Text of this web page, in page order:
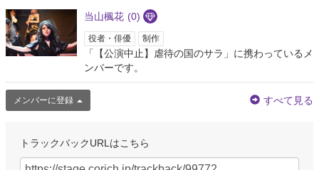
当山楓花 (0)
役者・俳優 制作
「【公演中止】虐待の国のサラ」に携わっているメ
ンバーです。
メンバーに登録 すべて見る
トラックバックURLはこちら